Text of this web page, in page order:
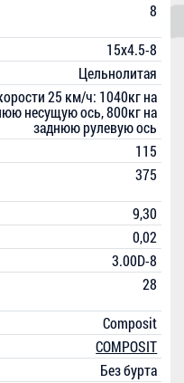
8
15x4.5-8
Цельнолитая
25 км/ч: 1040кг на
несущую ось, 800кг на
заднюю рулевую ось
115
375
9,30
0,02
3.00D-8
28
Composit
COMPOSIT
Без бурта